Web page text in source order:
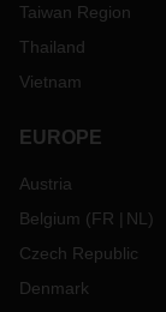
Taiwan Region
Thailand
Vietnam
EUROPE
Austria
Belgium (FR NL )
Czech Republic
Denmark